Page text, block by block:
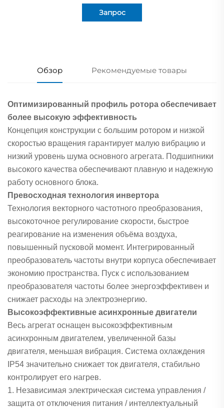
Запрос
Обзор Рекомендуемые товары
Оптимизированный профиль ротора обеспечивает
более высокую эффективность
Концепция конструкции с большим ротором и низкой
скоростью вращения гарантирует малую вибрацию и
низкий уровень шума основного агрегата. Подшипники
высокого качества обеспечивают плавную и надежную
работу основного блока.
Превосходная технология инвертора
Технология векторного частотного преобразования,
высокоточное регулирование скорости, быстрое
реагирование на изменения объёма воздуха,
повышенный пусковой момент. Интегрированный
преобразователь частоты внутри корпуса обеспечивает
экономию пространства. Пуск с использованием
преобразователя частоты более энергоэффективен и
снижает расходы на электроэнергию.
Высокоэффективные асинхронные двигатели
Весь агрегат оснащен высокоэффективным
асинхронным двигателем, увеличенной базы
двигателя, меньшая вибрация. Система охлаждения
IP54 значительно снижает ток двигателя, стабильно
контролирует его нагрев.
1. Независимая электрическая система управления /
защита от отключения питания / интеллектуальный